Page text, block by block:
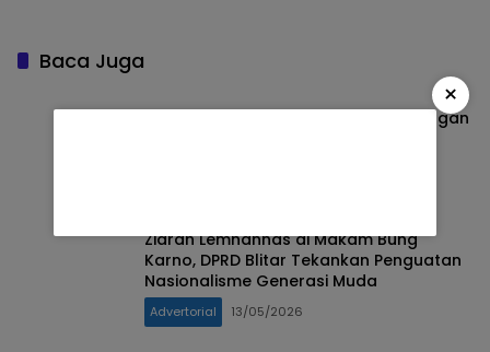
Baca Juga
Probolinggo Bebas Rokok Ilegal: Jangan
Ziarah Lemhannas di Makam Bung
Karno, DPRD Blitar Tekankan Penguatan
Nasionalisme Generasi Muda
Advertorial 13/05/2026
×